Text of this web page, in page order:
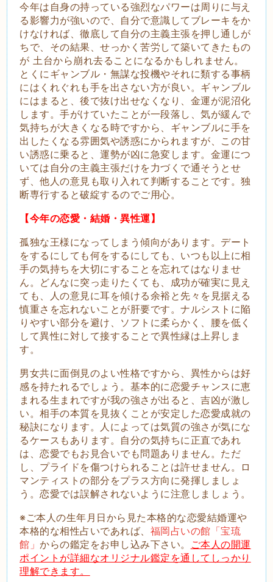
今年は自身の持っている強烈なパワーは周りに与え
る影響力が強いので、自分で意識してブレーキをか
けなければ、徹底して自分の主義主張を押し通しが
ちで、その結果、せっかく苦労して築いてきたもの
が 土台から崩れ去ることになるかもしれません。
とくにギャンブル・無謀な投機やそれに類する事柄
にはくれぐれも手を出さない方が良い。ギャンブル
にはまると、後で抜け出せなくなり、金運が泥沼化
します。手がけていたことが一段落し、気が緩んで
気持ちが大きくなる時ですから、ギャンブルに手を
出したくなる雰囲気や誘惑にかられますが、この甘
い誘惑に乗ると、運勢が凶に急変します。金運につ
いては自分の主義主張だけを力づくで通そうとせ
ず、他人の意見も取り入れて判断することです。独
断専行すると破綻するのでご用心。
【今年の恋愛・結婚・異性運】
孤独な王様になってしまう傾向があります。デート
をするにしても何をするにしても、いつも以上に相
手の気持ちを大切にすることを忘れてはなりませ
ん。どんなに突っ走りたくても、成功が確実に見え
ても、人の意見に耳を傾ける余裕と先々を見据える
慎重さを忘れないことが肝要です。ナルシストに陥
りやすい部分を避け、ソフトに柔らかく、腰を低く
して異性に対して接することで異性縁は上昇しま
す。
男女共に面倒見のよい性格ですから、異性からは好
感を持たれるでしょう。基本的に恋愛チャンスに恵
まれる生まれですが我の強さが出ると、吉凶が激し
い。相手の本質を見抜くことが安定した恋愛成就の
秘訣になります。人によっては気質の強さが気にな
るケースもあります。自分の気持ちに正直であれ
は、恋愛でもお見合いでも問題ありません。ただ
し、プライドを傷つけられることは許せません。ロ
マンティストの部分をプラス方向に発揮しましょ
う。恋愛では誤解されないように注意しましょう。
※ご本人の生年月日から見た本格的な恋愛結婚運や
本格的な相性占いであれば、 福岡占いの館「宝琉
館」からの鑑定をお申し込み下さい。
ご本人の開運
ポイントが詳細なオリジナル鑑定を通してしっかり
理解できます。